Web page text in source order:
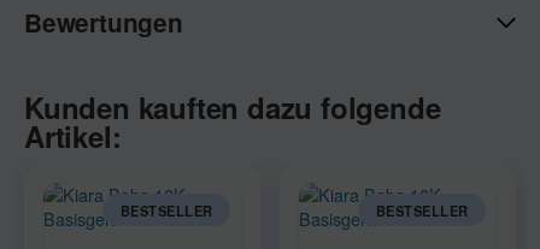
Bewertungen
Kunden kauften dazu folgende
Artikel:
BESTSELLER BESTSELLER